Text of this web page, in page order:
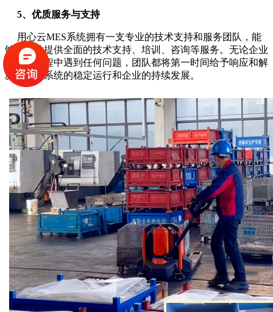
5、优质服务与支持
用心云MES系统拥有一支专业的技术支持和服务团队，能
够为企业提供全面的技术支持、培训、咨询等服务。无论企业
在使用过程中遇到任何问题，团队都将第一时间给予响应和解
决，确保系统的稳定运行和企业的持续发展。